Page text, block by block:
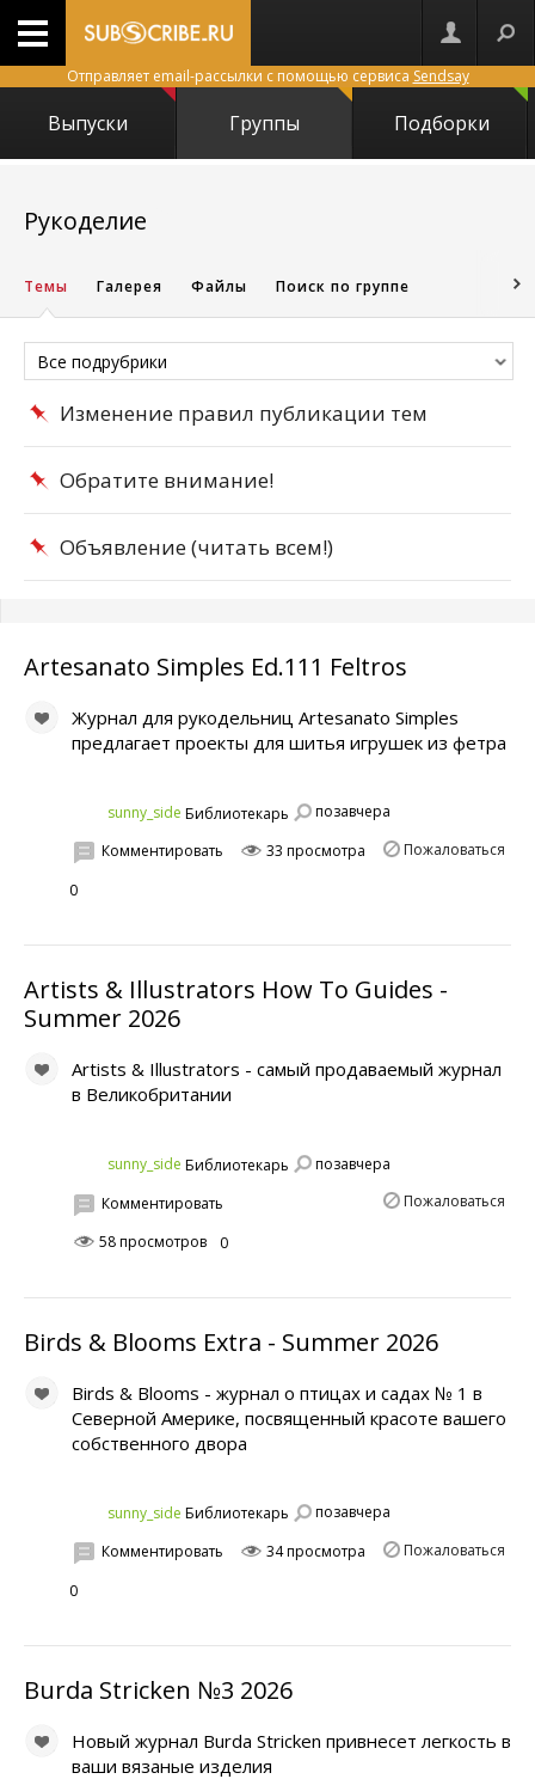
Отправляет email-рассылки с помощью сервиса Sendsay
Выпуски Группы Подборки
Рукоделие
Темы Галерея Файлы Поиск по группе
Все подрубрики
Изменение правил публикации тем
Обратите внимание!
Объявление (читать всем!)
Artesanato Simples Ed.111 Feltros
Журнал для рукодельниц Artesanato Simples
предлагает проекты для шитья игрушек из фетра
sunny_side Библиотекарь
позавчера
Пожаловаться
Комментировать
33 просмотра
0
Artists & Illustrators How To Guides -
Summer 2026
Artists & Illustrators - самый продаваемый журнал
в Великобритании
sunny_side Библиотекарь
позавчера
Пожаловаться
Комментировать
58 просмотров
0
Birds & Blooms Extra - Summer 2026
Birds & Blooms - журнал о птицах и садах № 1 в
Северной Америке, посвященный красоте вашего
собственного двора
sunny_side Библиотекарь
позавчера
Пожаловаться
Комментировать
34 просмотра
0
Burda Stricken №3 2026
Новый журнал Burda Stricken привнесет легкость в
ваши вязаные изделия